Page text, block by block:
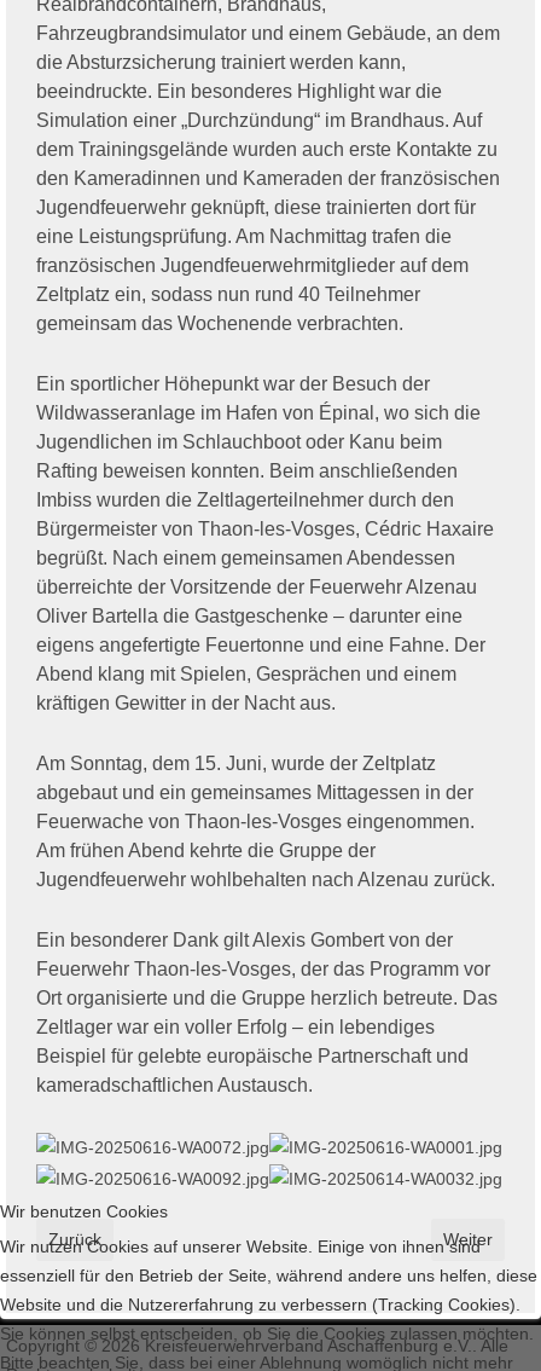
Realbrandcontainern, Brandhaus,
Fahrzeugbrandsimulator und einem Gebäude, an dem
die Absturzsicherung trainiert werden kann,
beeindruckte. Ein besonderes Highlight war die
Simulation einer „Durchzündung“ im Brandhaus. Auf
dem Trainingsgelände wurden auch erste Kontakte zu
den Kameradinnen und Kameraden der französischen
Jugendfeuerwehr geknüpft, diese trainierten dort für
eine Leistungsprüfung. Am Nachmittag trafen die
französischen Jugendfeuerwehrmitglieder auf dem
Zeltplatz ein, sodass nun rund 40 Teilnehmer
gemeinsam das Wochenende verbrachten.
Ein sportlicher Höhepunkt war der Besuch der
Wildwasseranlage im Hafen von Épinal, wo sich die
Jugendlichen im Schlauchboot oder Kanu beim
Rafting beweisen konnten. Beim anschließenden
Imbiss wurden die Zeltlagerteilnehmer durch den
Bürgermeister von Thaon-les-Vosges, Cédric Haxaire
begrüßt. Nach einem gemeinsamen Abendessen
überreichte der Vorsitzende der Feuerwehr Alzenau
Oliver Bartella die Gastgeschenke – darunter eine
eigens angefertigte Feuertonne und eine Fahne. Der
Abend klang mit Spielen, Gesprächen und einem
kräftigen Gewitter in der Nacht aus.
Am Sonntag, dem 15. Juni, wurde der Zeltplatz
abgebaut und ein gemeinsames Mittagessen in der
Feuerwache von Thaon-les-Vosges eingenommen.
Am frühen Abend kehrte die Gruppe der
Jugendfeuerwehr wohlbehalten nach Alzenau zurück.
Ein besonderer Dank gilt Alexis Gombert von der
Feuerwehr Thaon-les-Vosges, der das Programm vor
Ort organisierte und die Gruppe herzlich betreute. Das
Zeltlager war ein voller Erfolg – ein lebendiges
Beispiel für gelebte europäische Partnerschaft und
kameradschaftlichen Austausch.
Vorheriger Beitrag: PKW landet im Wald – Eine Person bei
Zurück Nächster
Weiter
Copyright © 2026 Kreisfeuerwehrverband Aschaffenburg e.V.. Alle
Wir benutzen Cookies
Wir nutzen Cookies auf unserer Website. Einige von ihnen sind
essenziell für den Betrieb der Seite, während andere uns helfen, diese
Website und die Nutzererfahrung zu verbessern (Tracking Cookies).
Sie können selbst entscheiden, ob Sie die Cookies zulassen möchten.
Bitte beachten Sie, dass bei einer Ablehnung womöglich nicht mehr